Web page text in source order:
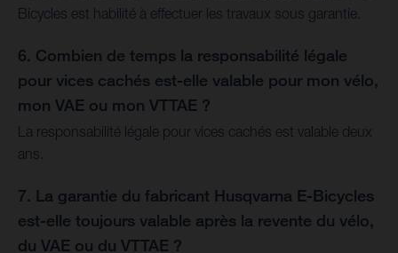
Bicycles est habilité à effectuer les travaux sous garantie.
6. Combien de temps la responsabilité légale
pour vices cachés est-elle valable pour mon vélo,
mon VAE ou mon VTTAE ?
La responsabilité légale pour vices cachés est valable deux
ans.
7. La garantie du fabricant Husqvarna E-Bicycles
est-elle toujours valable après la revente du vélo,
du VAE ou du VTTAE ?